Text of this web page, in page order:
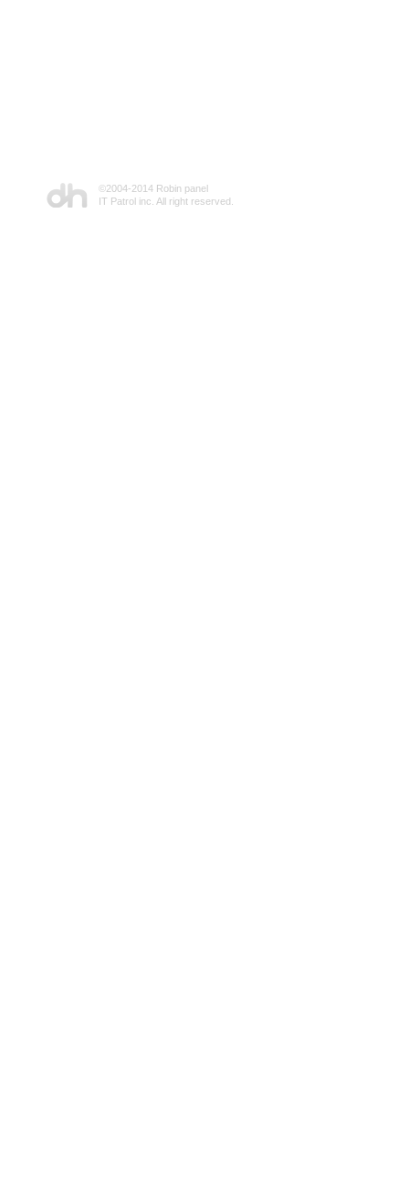
©2004-2014 Robin panel
IT Patrol inc. All right reserved.